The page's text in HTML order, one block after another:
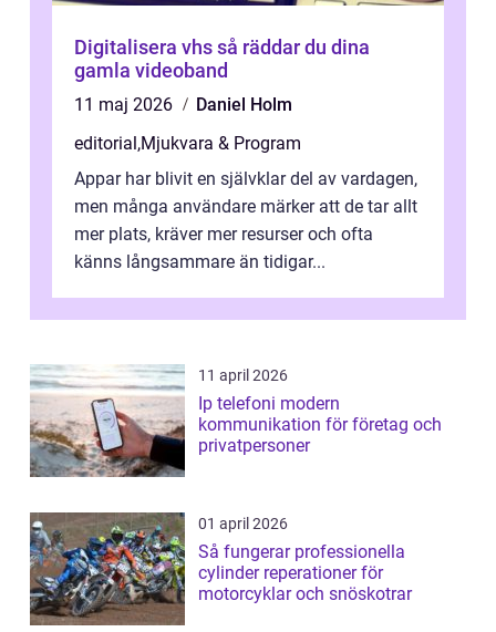
Digitalisera vhs så räddar du dina
gamla videoband
11 maj 2026
Daniel Holm
editorial,Mjukvara & Program
Appar har blivit en självklar del av vardagen,
men många användare märker att de tar allt
mer plats, kräver mer resurser och ofta
känns långsammare än tidigar...
11 april 2026
Ip telefoni modern
kommunikation för företag och
privatpersoner
01 april 2026
Så fungerar professionella
cylinder reperationer för
motorcyklar och snöskotrar